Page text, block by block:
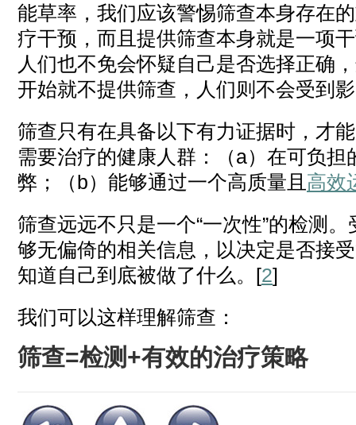
能草率，我们应该警惕筛查本身存在
疗干预，而且提供筛查本身就是一项
人们也不免会怀疑自己是否选择正确
开始就不提供筛查，人们则不会受到
筛查只有在具备以下有力证据时，才
需要治疗的健康人群：（a）在可负担
弊；（b）能够通过一个高质量且 高效
筛查远远不只是一个“一次性”的检测
够无偏倚的相关信息，以决定是否接
知道自己到底被做了什么。[2]
我们可以这样理解筛查：
筛查=检测+有效的治疗策略